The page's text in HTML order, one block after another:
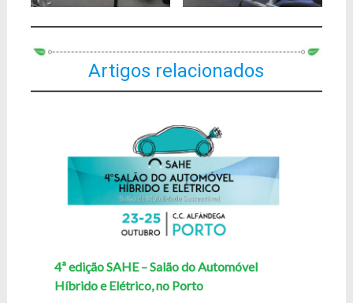
Artigos relacionados
4ª edição SAHE – Salão do Automóvel
Híbrido e Elétrico, no Porto